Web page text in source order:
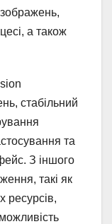
а також
стабільний
та
З іншого
такі як
ресурсів,